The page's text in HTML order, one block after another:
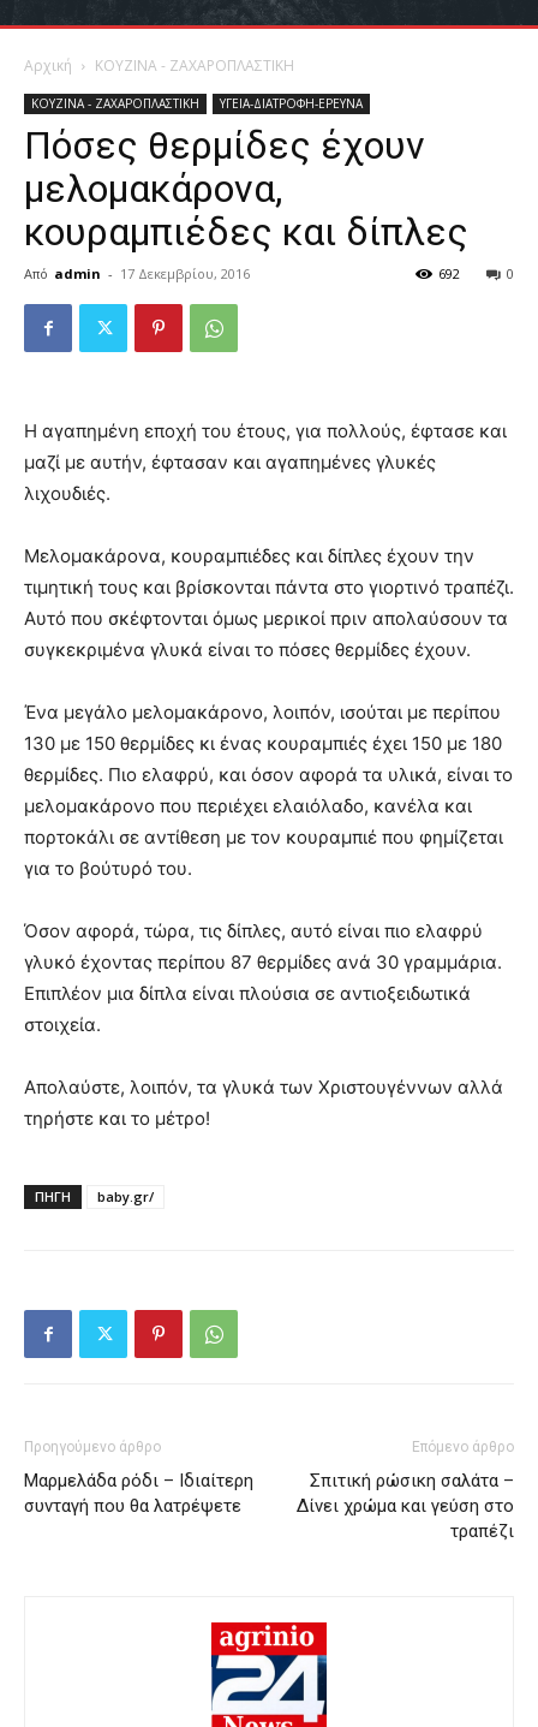
Αρχική ΚΟΥΖΙΝΑ - ΖΑΧΑΡΟΠΛΑΣΤΙΚΗ
ΚΟΥΖΙΝΑ - ΖΑΧΑΡΟΠΛΑΣΤΙΚΗ ΥΓΕΙΑ-ΔΙΑΤΡΟΦΗ-ΕΡΕΥΝΑ
Πόσες θερμίδες έχουν
μελομακάρονα,
κουραμπιέδες και δίπλες
Από admin - 17 Δεκεμβρίου, 2016 0
692
Η αγαπημένη εποχή του έτους, για πολλούς, έφτασε και
μαζί με αυτήν, έφτασαν και αγαπημένες γλυκές
λιχουδιές.
Μελομακάρονα, κουραμπιέδες και δίπλες έχουν την
τιμητική τους και βρίσκονται πάντα στο γιορτινό τραπέζι.
Αυτό που σκέφτονται όμως μερικοί πριν απολαύσουν τα
συγκεκριμένα γλυκά είναι το πόσες θερμίδες έχουν.
Ένα μεγάλο μελομακάρονο, λοιπόν, ισούται με περίπου
130 με 150 θερμίδες κι ένας κουραμπιές έχει 150 με 180
θερμίδες. Πιο ελαφρύ, και όσον αφορά τα υλικά, είναι το
μελομακάρονο που περιέχει ελαιόλαδο, κανέλα και
πορτοκάλι σε αντίθεση με τον κουραμπιέ που φημίζεται
για το βούτυρό του.
Όσον αφορά, τώρα, τις δίπλες, αυτό είναι πιο ελαφρύ
γλυκό έχοντας περίπου 87 θερμίδες ανά 30 γραμμάρια.
Επιπλέον μια δίπλα είναι πλούσια σε αντιοξειδωτικά
στοιχεία.
Απολαύστε, λοιπόν, τα γλυκά των Χριστουγέννων αλλά
τηρήστε και το μέτρο!
ΠΗΓΗ baby.gr/
Προηγούμενο άρθρο
Μαρμελάδα ρόδι – Ιδιαίτερη
συνταγή που θα λατρέψετε
Επόμενο άρθρο
Σπιτική ρώσικη σαλάτα –
Δίνει χρώμα και γεύση στο
τραπέζι